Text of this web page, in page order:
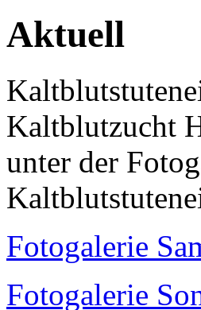
Aktuell
Kaltblutzucht
unter der
Fotogalerie
Fotogalerie